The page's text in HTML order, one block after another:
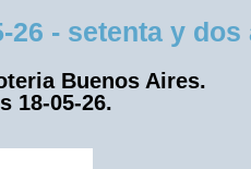
- setenta y dos
Buenos Aires.
18-05-26.